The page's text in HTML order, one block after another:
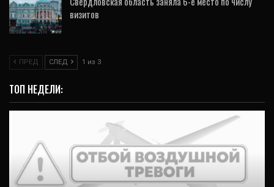
визитов
ПРЕД СЛЕД 1 из 3
ТОП НЕДЕЛИ: